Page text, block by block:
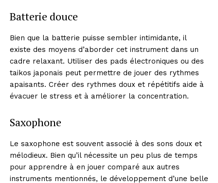
News Week
Magazine PRO
Batterie douce
Bien que la batterie puisse sembler intimidante, il
existe des moyens d’aborder cet instrument dans un
cadre relaxant. Utiliser des pads électroniques ou des
taikos japonais peut permettre de jouer des rythmes
apaisants. Créer des rythmes doux et répétitifs aide à
évacuer le stress et à améliorer la concentration.
Saxophone
Le saxophone est souvent associé à des sons doux et
mélodieux. Bien qu’il nécessite un peu plus de temps
pour apprendre à en jouer comparé aux autres
instruments mentionnés, le développement d’une belle